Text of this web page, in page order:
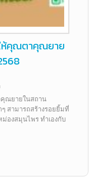
ห้คุณตาคุณยาย
คุณยายในสถาน
ๆ สามารถสร้างรอยยิ้มที่
องสมุนไพร ทำเองกับ